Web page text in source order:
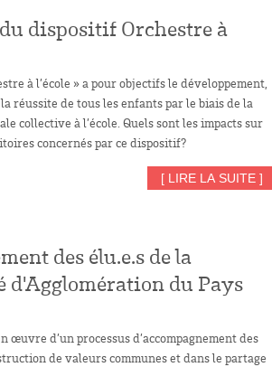
dispositif Orchestre à
à l’école » a pour objectifs le développement,
réussite de tous les enfants par le biais de la
collective à l’école. Quels sont les impacts sur
concernés par ce dispositif?
[ LIRE LA SUITE ]
des élu.e.s de la
d'Agglomération du Pays
œuvre d’un processus d’accompagnement des
de valeurs communes et dans le partage